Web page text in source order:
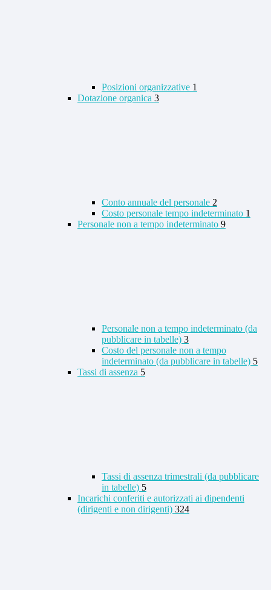
Posizioni organizzative 1
Dotazione organica 3
Conto annuale del personale 2
Costo personale tempo indeterminato 1
Personale non a tempo indeterminato 9
Personale non a tempo indeterminato (da
pubblicare in tabelle) 3
Costo del personale non a tempo
indeterminato (da pubblicare in tabelle) 5
Tassi di assenza 5
Tassi di assenza trimestrali (da pubblicare
in tabelle) 5
Incarichi conferiti e autorizzati ai dipendenti
(dirigenti e non dirigenti) 324